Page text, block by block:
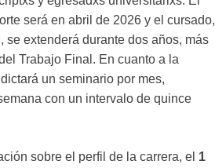
será en abril de 2026 y el cursado,
se extenderá durante dos años, más
Trabajo Final. En cuanto a la
un seminario por mes,
con un intervalo de quince
sobre el perfil de la carrera, el 1